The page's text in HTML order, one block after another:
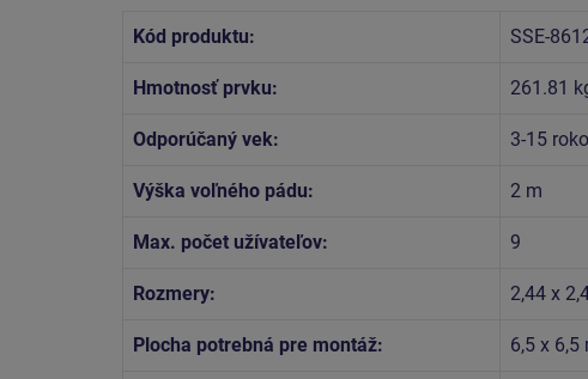
Kód produktu: SSE-
Hmotnosť prvku: 261.81
Odporúčaný vek: 3-15
Výška voľného pádu: 2 m
Max. počet užívateľov: 9
Rozmery: 2,44 x
Plocha potrebná pre montáž: 6,5 x 6,5